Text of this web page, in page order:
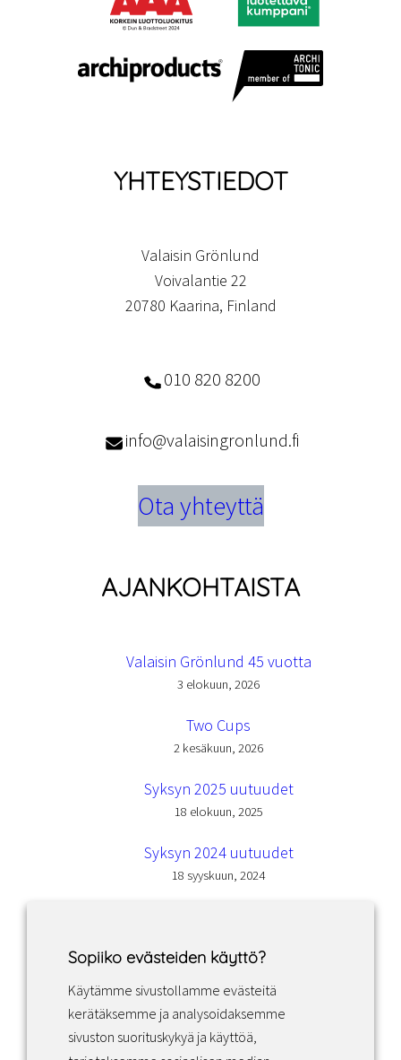
YHTEYSTIEDOT
Valaisin Grönlund
Voivalantie 22
20780 Kaarina, Finland
010 820 8200
info@valaisingronlund.fi
Ota yhteyttä
AJANKOHTAISTA
Valaisin Grönlund 45 vuotta
3 elokuun, 2026
Two Cups
2 kesäkuun, 2026
Syksyn 2025 uutuudet
18 elokuun, 2025
Syksyn 2024 uutuudet
18 syyskuun, 2024
Facebook Instagram LinkedIn
Sopiiko evästeiden käyttö?
Käytämme sivustollamme evästeitä
kerätäksemme ja analysoidaksemme
sivuston suorituskykyä ja käyttöä,